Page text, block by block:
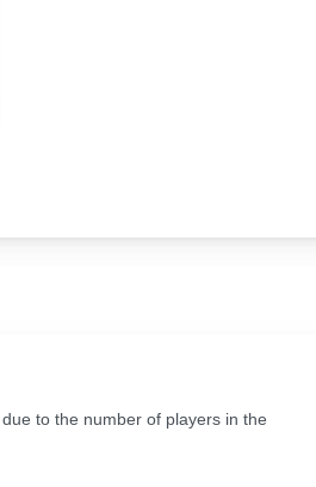
to the number of players in the